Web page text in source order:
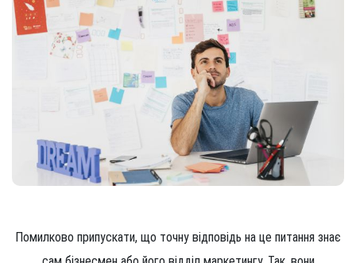
Помилково припускати, що точну відповідь на це питання знає